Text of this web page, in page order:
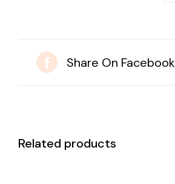
Share On Facebook
Related products